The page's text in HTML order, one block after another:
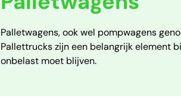
Palletwagens, ook wel pompwagens
Pallettrucks zijn een belangrijk element
onbelast moet blijven.